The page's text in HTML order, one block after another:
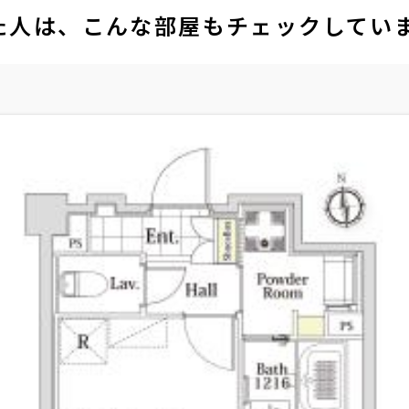
は、こんな部屋もチェックしてい